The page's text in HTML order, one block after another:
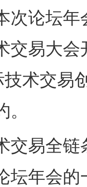
论坛年
交易大
术交易
易全链
坛年会的